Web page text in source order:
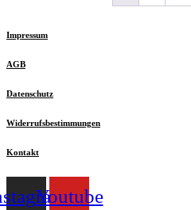
Impressum
AGB
Datenschutz
Widerrufsbestimmungen
Kontakt
Youtube